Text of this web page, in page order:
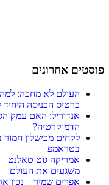
פוסטים אחרונים
כרטיס הכניסה
אנדוריל: האם עמק
הדמוקרטיה?
לקחים מכישלון
בטראמפ
משגעים את העולם
אפרים שמיר – נכון